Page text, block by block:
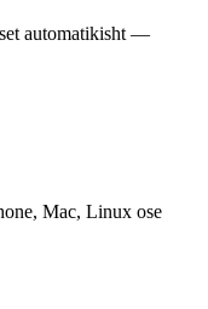
automatikisht —
Mac, Linux ose